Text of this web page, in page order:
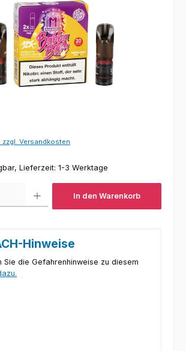
zzgl. Versandkosten
Lieferzeit: 1-3 Werktage
In den Warenkorb
Hinweise
Sie die Gefahrenhinweise zu diesem